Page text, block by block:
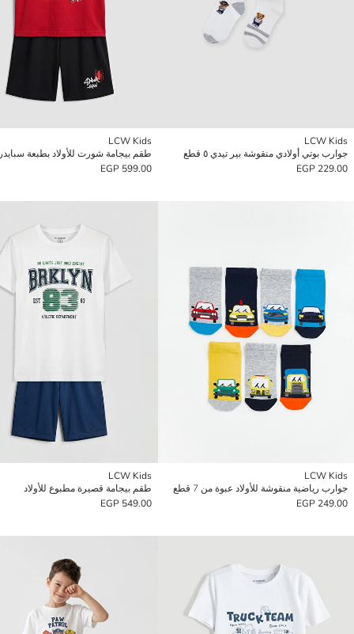
LCW Kids
جوارب بوتي أولادي منقوشة بير تيدي ٥ قطع
229.00 EGP
LCW Kids
طقم بيجامة شورت للأولاد بطبعة
599.00 EGP
LCW Kids
جوارب رياضية منقوشة للأولاد عبوة من 7 قطع
249.00 EGP
LCW Kids
طقم بيجامة قصيرة مطبوع للأولاد
549.00 EGP